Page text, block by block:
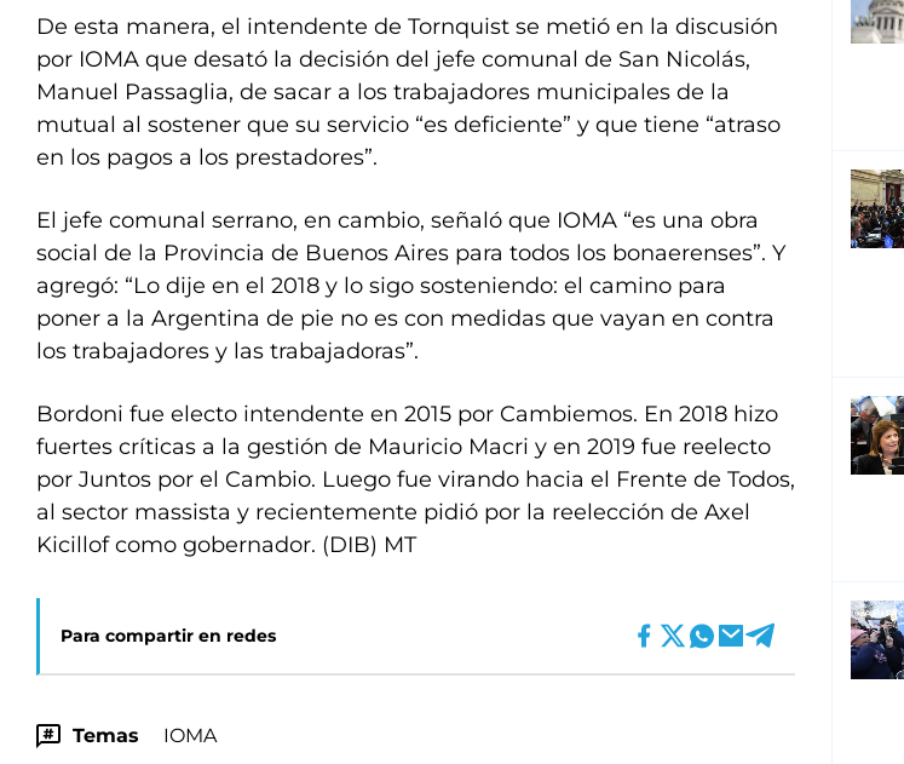
De esta manera, el intendente de Tornquist se metió en la discusión
por IOMA que desató la decisión del jefe comunal de San Nicolás,
Manuel Passaglia, de sacar a los trabajadores municipales de la
mutual al sostener que su servicio “es deficiente” y que tiene “atraso
en los pagos a los prestadores”.
El jefe comunal serrano, en cambio, señaló que IOMA “es una obra
social de la Provincia de Buenos Aires para todos los bonaerenses”. Y
agregó: “Lo dije en el 2018 y lo sigo sosteniendo: el camino para
poner a la Argentina de pie no es con medidas que vayan en contra
los trabajadores y las trabajadoras”.
Bordoni fue electo intendente en 2015 por Cambiemos. En 2018 hizo
fuertes críticas a la gestión de Mauricio Macri y en 2019 fue reelecto
por Juntos por el Cambio. Luego fue virando hacia el Frente de Todos,
al sector massista y recientemente pidió por la reelección de Axel
Kicillof como gobernador. (DIB) MT
Para compartir en redes
Temas IOMA